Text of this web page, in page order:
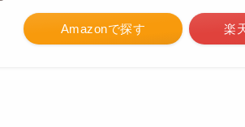
Amazonで探す 楽